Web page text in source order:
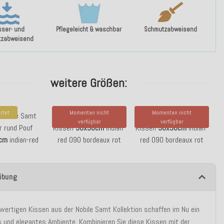
und
Pflegeleicht & waschbar Schmutzabweisend
weitere Größen:
Nobile Samt
rund Pouf
indian-red
Momentan nicht
verfügbar
H.O.C.K. Nobile Samt
Kissen50x50cmindian-
red 090 bordeaux rot
Momentan nicht
verfügbar
H.O.C.K. Nobile Samt
Kissen50x30cmindian-
red 090 bordeaux rot
Kissen aus der Nobile Samt Kollektion schaffen im Nu ein
elegantes Ambiente. Kombinieren Sie diese Kissen mit der